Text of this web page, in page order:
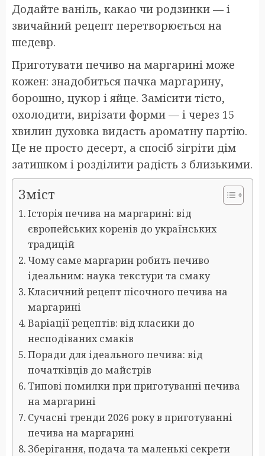
Додайте ваніль, какао чи родзинки — і
звичайний рецепт перетворюється на
шедевр.
Приготувати печиво на маргарині може
кожен: знадобиться пачка маргарину,
борошно, цукор і яйце. Замісити тісто,
охолодити, вирізати форми — і через 15
хвилин духовка видасть ароматну партію.
Це не просто десерт, а спосіб зігріти дім
затишком і розділити радість з близькими.
Зміст
Історія печива на маргарині: від
європейських коренів до українських
традицій
Чому саме маргарин робить печиво
ідеальним: наука текстури та смаку
Класичний рецепт пісочного печива на
маргарині
Варіації рецептів: від класики до
несподіваних смаків
Поради для ідеального печива: від
початківців до майстрів
Типові помилки при приготуванні печива
на маргарині
Сучасні тренди 2026 року в приготуванні
печива на маргарині
Зберігання, подача та маленькі секрети